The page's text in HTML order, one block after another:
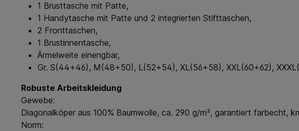
1 Brusttasche mit Patte,
1 Handytasche mit Patte und 2 integrierten Stifttaschen,
2 Fronttaschen,
1 Brustinnentasche,
Ärmelweite einengbar,
Gr. S(44+46), M(48+50), L(52+54), XL(56+58), XXL(60+62),
Robuste Arbeitskleidung
Gewebe:
Diagonalköper aus 100% Baumwolle, ca. 290 g/m², garantiert farbecht,
Norm: